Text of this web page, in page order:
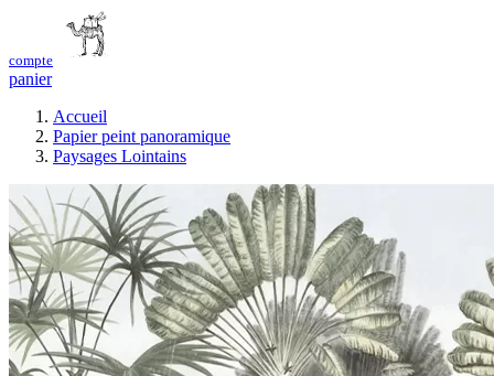
compte
panier
Accueil
Papier peint panoramique
Paysages Lointains